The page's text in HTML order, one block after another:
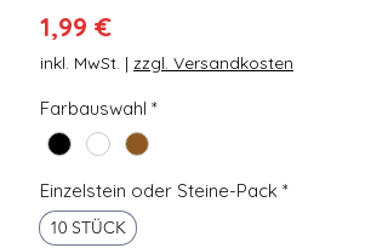
1,99 €Preis
inkl. MwSt. | zzgl. Versandkosten
Farbauswahl *
Einzelstein oder Steine-Pack *
10 STÜCK